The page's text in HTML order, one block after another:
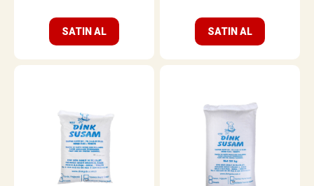
SATIN AL SATIN AL